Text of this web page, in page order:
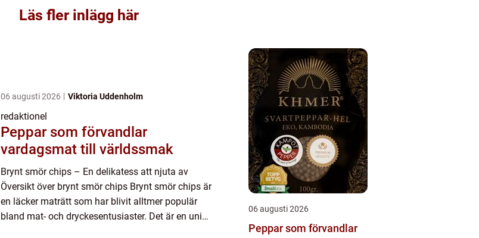
Läs fler inlägg här
06 augusti 2026 Viktoria Uddenholm
redaktionel
Peppar som förvandlar
vardagsmat till världssmak
Brynt smör chips – En delikatess att njuta av
Översikt över brynt smör chips Brynt smör chips är
en läcker maträtt som har blivit alltmer populär
bland mat- och dryckesentusiaster. Det är en unik
06 augusti 2026
Peppar som förvandlar